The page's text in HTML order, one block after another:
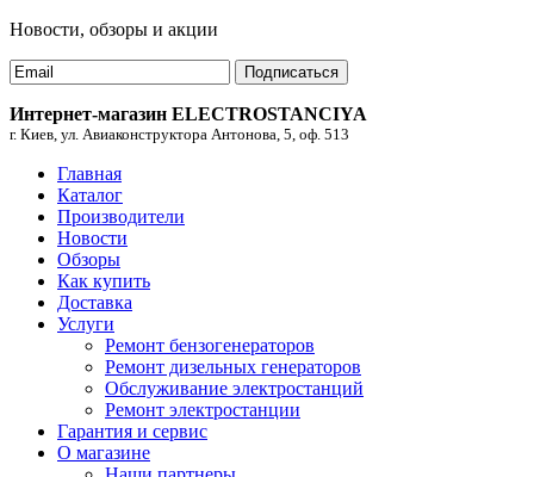
Новости, обзоры и акции
Подписаться
Интернет-магазин ELECTROSTANCIYA
г. Киев, ул. Авиаконструктора Антонова, 5, оф. 513
Главная
Каталог
Производители
Новости
Обзоры
Как купить
Доставка
Услуги
Ремонт бензогенераторов
Ремонт дизельных генераторов
Обслуживание электростанций
Ремонт электростанции
Гарантия и сервис
О магазине